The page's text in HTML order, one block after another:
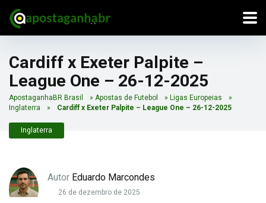
Cardiff x Exeter Palpite –
League One – 26-12-2025
ApostaganhaBR Brasil » Apostas de Futebol » Ligas Europeias
»
Inglaterra
» Cardiff x Exeter Palpite – League One – 26-12-2025
Inglaterra
Autor Eduardo Marcondes
26 de dezembro de 2025